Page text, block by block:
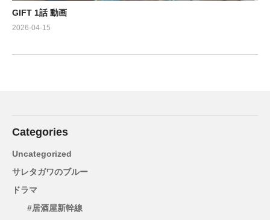
GIFT 1話 動画
2026-04-15
Categories
Uncategorized
サレタガワのブルー
ドラマ
#居酒屋新幹線